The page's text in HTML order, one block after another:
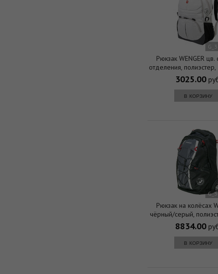
Рюкзак WENGER
отделения,
см (22л.)
3025.00
в корзину
Рюкзак на колёсах
чёрный/серый,
33х21х50 см,
8834.00
в корзину